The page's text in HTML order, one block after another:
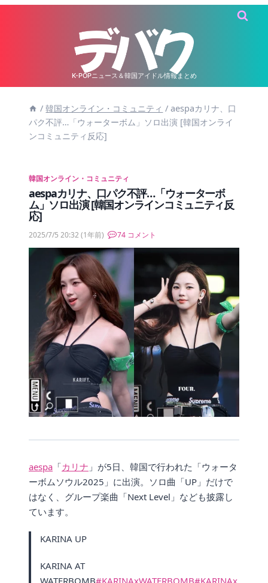
K-POPニュース＆韓国アイドル情報まとめ
/ 韓国オンライン・コミュニティ / aespaカリナ、口
パク不評…「ウォーターボム」ソロ出演 [韓国オンライ
ンコミュニティ反応]
韓国オンライン・コミュニティ
aespaカリナ、口パク不評…「ウォーターボ
ム」ソロ出演 [韓国オンラインコミュニティ反
応]
2025/7/5 20:32 (1年前) 74 コメント
aespa 「カリナ 」が5日、韓国で行われた「ウォータ
ーボムソウル2025」に出演。ソロ曲「UP」だけで
はなく、グループ楽曲「Next Level」なども披露し
ています。
KARINA UP
KARINA AT